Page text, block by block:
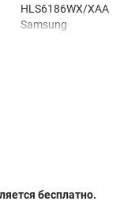
HLS6186WX/XAA
Samsung
HLS6767WX/XAA
бесплатно.